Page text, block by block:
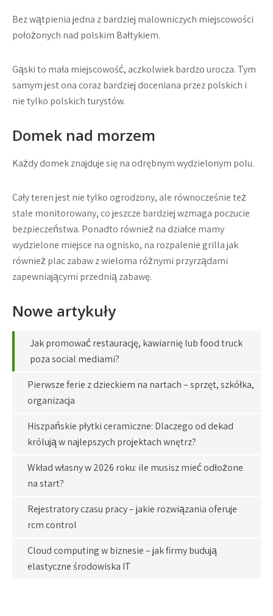
Bez wątpienia jedna z bardziej malowniczych miejscowości
położonych nad polskim Bałtykiem.
Gąski to mała miejscowość, aczkolwiek bardzo urocza. Tym
samym jest ona coraz bardziej doceniana przez polskich i
nie tylko polskich turystów.
Domek nad morzem
Każdy domek znajduje się na odrębnym wydzielonym polu.
Cały teren jest nie tylko ogrodzony, ale równocześnie też
stale monitorowany, co jeszcze bardziej wzmaga poczucie
bezpieczeństwa. Ponadto również na działce mamy
wydzielone miejsce na ognisko, na rozpalenie grilla jak
również plac zabaw z wieloma różnymi przyrządami
zapewniającymi przednią zabawę.
Nowe artykuły
Jak promować restaurację, kawiarnię lub food truck
poza social mediami?
Pierwsze ferie z dzieckiem na nartach – sprzęt, szkółka,
organizacja
Hiszpańskie płytki ceramiczne: Dlaczego od dekad
królują w najlepszych projektach wnętrz?
Wkład własny w 2026 roku: ile musisz mieć odłożone
na start?
Rejestratory czasu pracy – jakie rozwiązania oferuje
rcm control
Cloud computing w biznesie – jak firmy budują
elastyczne środowiska IT